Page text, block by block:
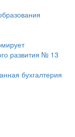
развития № 13
бухгалтерия